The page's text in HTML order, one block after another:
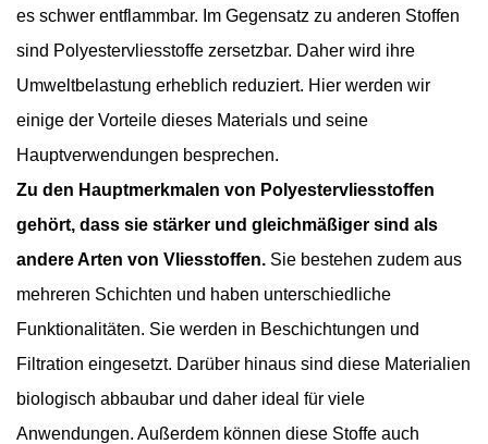
es schwer entflammbar. Im Gegensatz zu anderen Stoffen
sind Polyestervliesstoffe zersetzbar. Daher wird ihre
Umweltbelastung erheblich reduziert. Hier werden wir
einige der Vorteile dieses Materials und seine
Hauptverwendungen besprechen.
Zu den Hauptmerkmalen von Polyestervliesstoffen
gehört, dass sie stärker und gleichmäßiger sind als
andere Arten von Vliesstoffen. Sie bestehen zudem aus
mehreren Schichten und haben unterschiedliche
Funktionalitäten. Sie werden in Beschichtungen und
Filtration eingesetzt. Darüber hinaus sind diese Materialien
biologisch abbaubar und daher ideal für viele
Anwendungen. Außerdem können diese Stoffe auch